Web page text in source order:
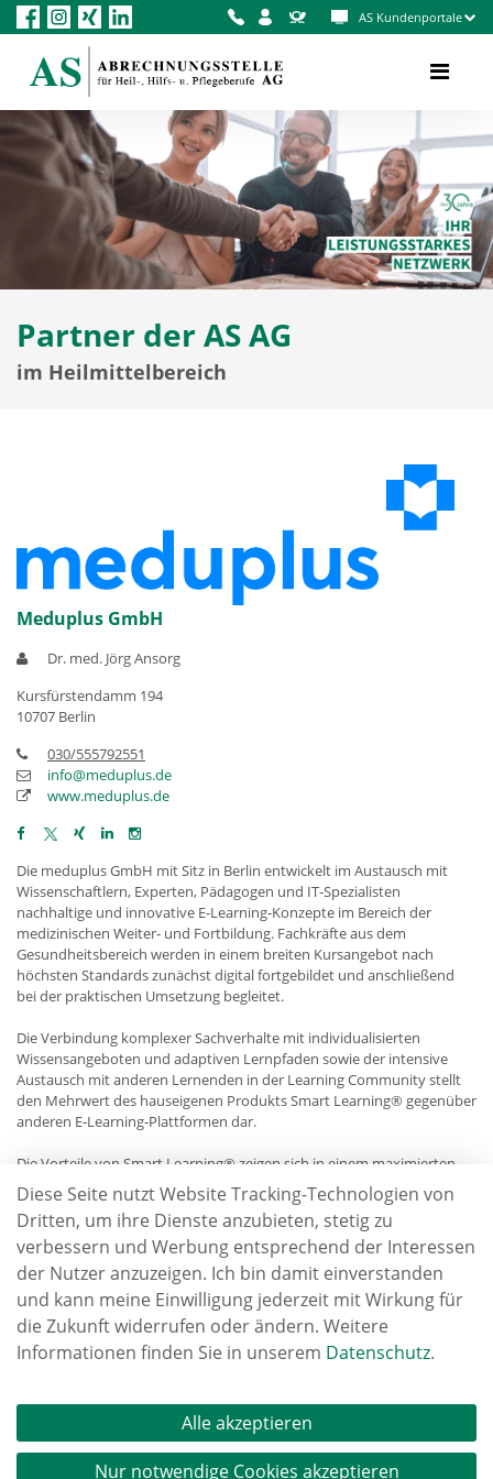
AS Kundenportale
Partner der AS AG
im Heilmittelbereich
Meduplus GmbH
Dr. med. Jörg Ansorg
Kursfürstendamm 194
10707 Berlin
030/555792551
info@meduplus.de
www.meduplus.de
Die meduplus GmbH mit Sitz in Berlin entwickelt im Austausch mit
Wissenschaftlern, Experten, Pädagogen und IT‐Spezialisten
nachhaltige und innovative E‐Learning‐Konzepte im Bereich der
medizinischen Weiter‐ und Fortbildung. Fachkräfte aus dem
Gesundheitsbereich werden in einem breiten Kursangebot nach
höchsten Standards zunächst digital fortgebildet und anschließend
bei der praktischen Umsetzung begleitet.
Die Verbindung komplexer Sachverhalte mit individualisierten
Wissensangeboten und adaptiven Lernpfaden sowie der intensive
Austausch mit anderen Lernenden in der Learning Community stellt
den Mehrwert des hauseigenen Produkts Smart Learning® gegenüber
anderen E‐Learning‐Plattformen dar.
Die Vorteile von Smart Learning® zeigen sich in einem maximierten
Nutzererlebnis und hohen Akzeptanzwerten für digitale Weiter‐ und
Fortbildung, die durch wissenschaftliche Studien belegt sind.
Ab sofort profitieren Kunden der AS AG von einem exklusiven
Rabatt, auf die von meduplus angebotenen Online-Kurse, zur
fachgerechten Anwendung und Auswertung von Corona-
Schnelltests.
Jetzt anmelden und 20 % Rabatt sichern
Factsheet Online-Kurs (PDF)
zurück
Diese Seite nutzt Website Tracking-Technologien von
Dritten, um ihre Dienste anzubieten, stetig zu
verbessern und Werbung entsprechend der Interessen
der Nutzer anzuzeigen. Ich bin damit einverstanden
und kann meine Einwilligung jederzeit mit Wirkung für
die Zukunft widerrufen oder ändern. Weitere
Informationen finden Sie in unserem Datenschutz.
Alle akzeptieren
Nur notwendige Cookies akzeptieren